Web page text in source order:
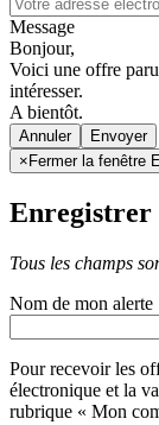
Message
Bonjour,
Voici une offre
intéresser.
A bientôt.
Annuler
× Fermer la fenêtre
Enregistrer
Tous les champs
Nom de mon alerte
Pour recevoir les
électronique et la
rubrique « Mon